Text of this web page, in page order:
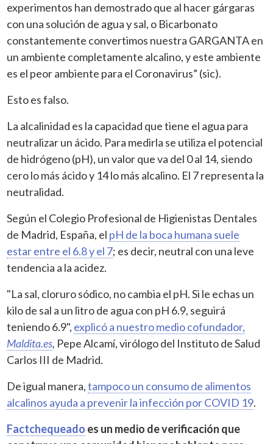
experimentos han demostrado que al hacer gárgaras
con una solución de agua y sal, o Bicarbonato
constantemente convertimos nuestra GARGANTA en
un ambiente completamente alcalino, y este ambiente
es el peor ambiente para el Coronavirus” (sic).
Esto es falso.
La alcalinidad es la capacidad que tiene el agua para
neutralizar un ácido. Para medirla se utiliza el potencial
de hidrógeno (pH), un valor que va del 0 al 14, siendo
cero lo más ácido y 14 lo más alcalino. El 7 representa la
neutralidad.
Según el Colegio Profesional de Higienistas Dentales
de Madrid, España, el pH de la boca humana suele
estar entre el 6.8 y el 7; es decir, neutral con una leve
tendencia a la acidez.
"La sal, cloruro sódico, no cambia el pH. Si le echas un
kilo de sal a un litro de agua con pH 6.9, seguirá
teniendo 6.9", explicó a nuestro medio cofundador,
Maldita.es, Pepe Alcamí, virólogo del Instituto de Salud
Carlos III de Madrid.
De igual manera,tampoco un consumo de alimentos
alcalinos ayuda a prevenir la infección por COVID 19.
Factchequeado es un medio de verificación que